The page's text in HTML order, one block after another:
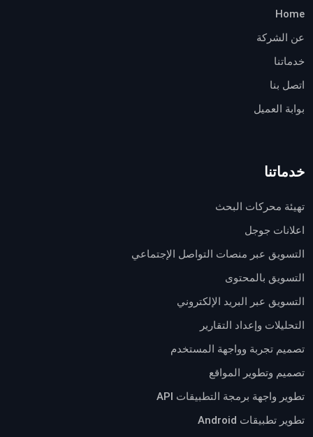
Home
عن الشركة
خدماتنا
اتصل بنا
بوابة العميل
خدماتنا
تهيئة محركات البحث
اعلانات جوجل
التسويق عبر منصات التواصل الإجتماعي
التسويق بالمحتوى
التسويق عبر البريد الإلكتروني
التحليلات وإعداد التقارير
تصميم تجربة وواجهة المستخدم
تصميم وتطوير المواقع
تطوير واجهة برمجة التطبيقات API
تطوير تطبيقات Android